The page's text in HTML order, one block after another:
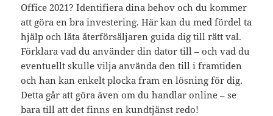
Office 2021? Identifiera dina behov och du kommer
att göra en bra investering. Här kan du med fördel ta
hjälp och låta återförsäljaren guida dig till rätt val.
Förklara vad du använder din dator till – och vad du
eventuellt skulle vilja använda den till i framtiden
och han kan enkelt plocka fram en lösning för dig.
Detta går att göra även om du handlar online – se
bara till att det finns en kundtjänst redo!